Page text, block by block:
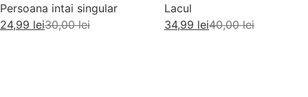
Persoana intai singular
30,00lei
24,99 lei
Lacul
40,00lei
34,99 lei